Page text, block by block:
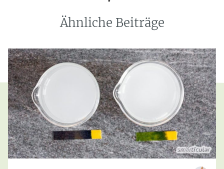
Ähnliche Beiträge